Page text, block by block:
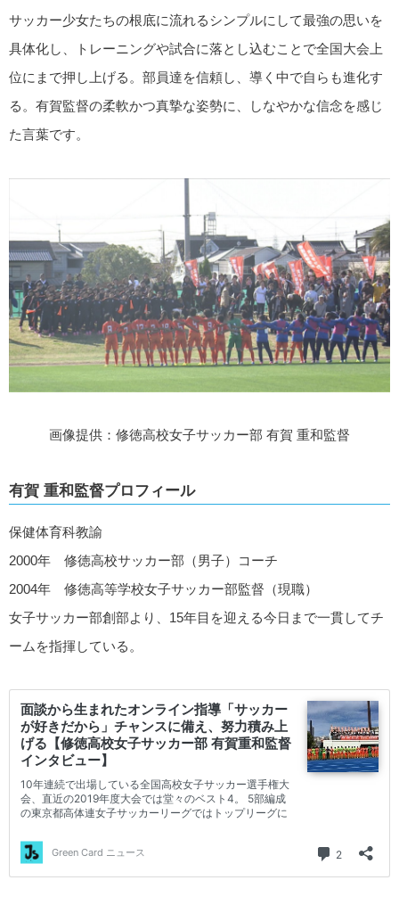
サッカー少女たちの根底に流れるシンプルにして最強の思いを
具体化し、トレーニングや試合に落とし込むことで全国大会上
位にまで押し上げる。部員達を信頼し、導く中で自らも進化す
る。有賀監督の柔軟かつ真摯な姿勢に、しなやかな信念を感じ
た言葉です。
画像提供：修徳高校女子サッカー部 有賀 重和監督
有賀 重和監督プロフィール
保健体育科教諭
2000年 修徳高校サッカー部（男子）コーチ
2004年 修徳高等学校女子サッカー部監督（現職）
女子サッカー部創部より、15年目を迎える今日まで一貫してチ
ームを指揮している。